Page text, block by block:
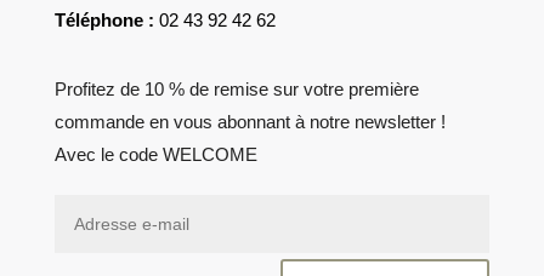
Téléphone : 02 43 92 42 62
Profitez de 10 % de remise sur votre première
commande en vous abonnant à notre newsletter !
Avec le code WELCOME